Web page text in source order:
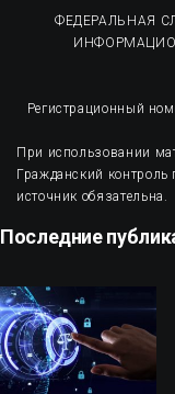
ФЕДЕРАЛЬНАЯ
Регистрационный
При использовании
Гражданский контроль
источник обязательна.
Последние